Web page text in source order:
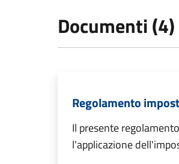
Documenti (4)
Regolamento
Il presente
l'applicazione